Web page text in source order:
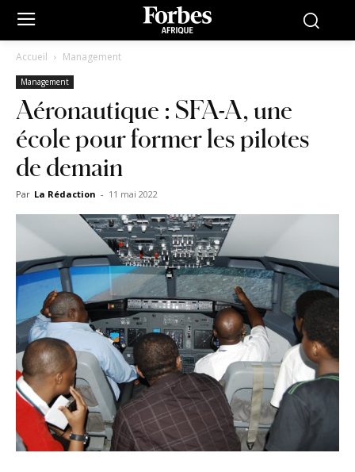
Accueil Management
Management
Aéronautique : SFA-A, une
école pour former les pilotes
de demain
Par La Rédaction - 11 mai 2022